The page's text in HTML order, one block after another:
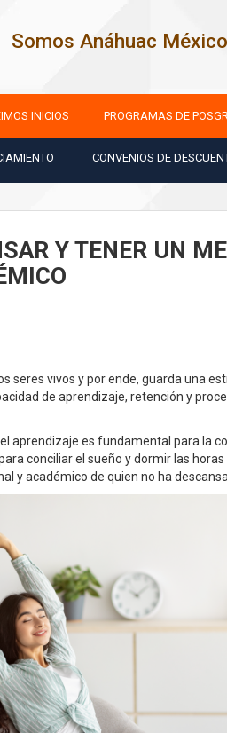
Somos Anáhuac
INICIOS PROGRAMAS DE
CONVENIOS DE
Y TENER UN
seres vivos y por ende, guarda una
de aprendizaje, retención y
aprendizaje es fundamental para la
conciliar el sueño y dormir las
y académico de quien no ha